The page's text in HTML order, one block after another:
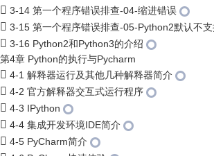
3-14 第一个程序错误排查-04-缩进错误
3-15 第一个程序错误排查-05-Python2默认不
3-16 Python2和Python3的介绍
第4章 Python的执行与Pycharm
4-1 解释器运行及其他几种解释器简介
4-2 官方解释器交互式运行程序
4-3 IPython
4-4 集成开发环境IDE简介
4-5 PyCharm简介